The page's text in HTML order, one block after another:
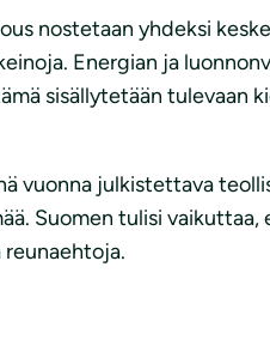
nostetaan yhdeksi
Energian ja
sisällytetään tulevaan
vuonna julkistettava
Suomen tulisi vaikuttaa,